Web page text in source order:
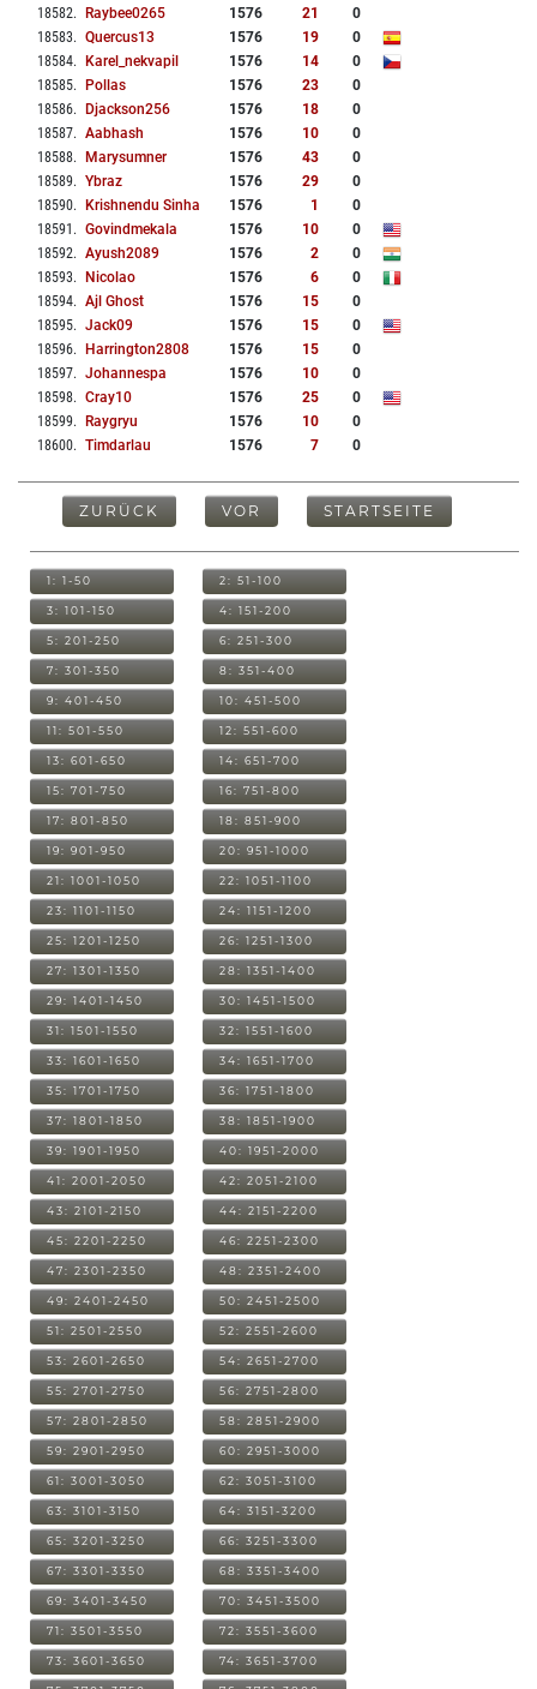
18582. Raybee0265 1576 21
0
18583. Quercus13 1576 19
0
18584. Karel_nekvapil 1576 14
0
18585. Pollas 1576 23
0
18586. Djackson256 1576 18
0
18587. Aabhash 1576 10
0
18588. Marysumner 1576 43
0
18589. Ybraz 1576 29
0
18590. Krishnendu Sinha 1576 1
0
18591 . Govindmekala 1576 10
0
18592. Ayush2089 1576 2
0
18593. Nicolao 1576 6
0
18594. Ajl Ghost 1576 15
0
18595. Jack09 1576 15
0
18596. Harrington2808 1576 15
0
18597. Johannespa 1576 10
0
18598. Cray10 1576 25
0
18599. Raygryu 1576 10
0
18600. Timdarlau 1576 7 0
ZURÜCK VOR STARTSEITE
1: 1-50 2: 51-100
3: 101-150 4: 151-200
5: 201-250 6: 251-300
7: 301-350 8: 351-400
9: 401-450 10: 451-500
11: 501-550 12: 551-600
13: 601-650 14: 651-700
15: 701-750 16: 751-800
17: 801-850 18: 851-900
19: 901-950 20: 951-1000
21: 1001-1050 22: 1051-1100
23: 1101-1150 24: 1151-1200
25: 1201-1250 26: 1251-1300
27: 1301-1350 28: 1351-1400
29: 1401-1450 30: 1451-1500
31: 1501-1550 32: 1551-1600
33: 1601-1650 34: 1651-1700
35: 1701-1750 36: 1751-1800
37: 1801-1850 38: 1851-1900
39: 1901-1950 40: 1951-2000
41: 2001-2050 42: 2051-2100
43: 2101-2150 44: 2151-2200
45: 2201-2250 46: 2251-2300
47: 2301-2350 48: 2351-2400
49: 2401-2450 50: 2451-2500
51: 2501-2550 52: 2551-2600
53: 2601-2650 54: 2651-2700
55: 2701-2750 56: 2751-2800
57: 2801-2850 58: 2851-2900
59: 2901-2950 60: 2951-3000
61: 3001-3050 62: 3051-3100
63: 3101-3150 64: 3151-3200
65: 3201-3250 66: 3251-3300
67: 3301-3350 68: 3351-3400
69: 3401-3450 70: 3451-3500
71: 3501-3550 72: 3551-3600
73: 3601-3650 74: 3651-3700